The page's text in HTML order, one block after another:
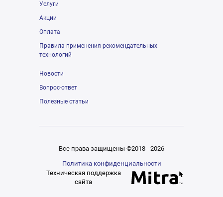
Услуги
Акции
Оплата
Правила применения рекомендательных
технологий
Новости
Вопрос-ответ
Полезные статьи
Все права защищены ©2018 - 2026
Политика конфиденциальности
Техническая поддержка
сайта